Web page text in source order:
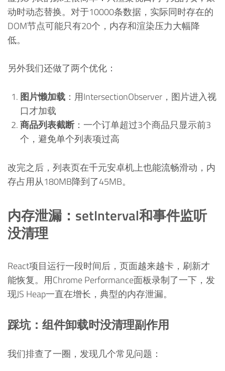
动时动态替换。对于10000条数据，实际同时存在的
DOM节点可能只有20个，内存和渲染压力大幅降
低。
另外我们还做了两个优化：
图片懒加载 ：用IntersectionObserver，图片进入视
口才加载
商品列表截断：一个订单超过3个商品只显示前3
个，避免单个列表项过高
改完之后，列表页在千元安卓机上也能流畅滑动，内
存占用从180MB降到了45MB。
内存泄漏：setInterval和事件监听
没清理
React项目运行一段时间后，页面越来越卡，刷新才
能恢复。用Chrome Performance面板录制了一下，发
现JS Heap一直在增长，典型的内存泄漏。
踩坑：组件卸载时没清理副作用
我们排查了一圈，发现几个常见问题：